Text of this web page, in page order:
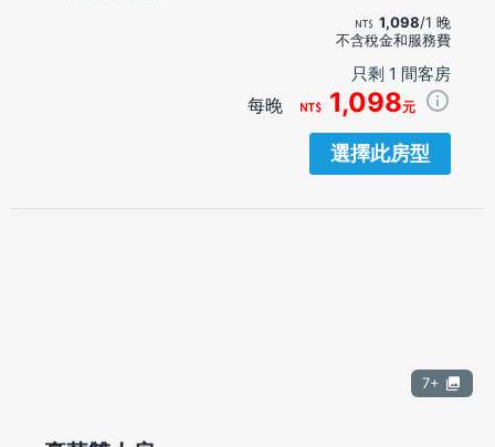
1,098/1 晚
不含稅金和服務費
只剩 1 間客房
每晚 1,098元
選擇此房型
7+